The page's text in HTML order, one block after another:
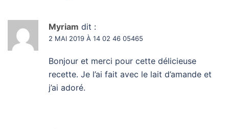
Myriam dit :
2 MAI 2019 À 14 02 46 05465
Bonjour et merci pour cette délicieuse
recette. Je l’ai fait avec le lait d’amande et
j’ai adoré.